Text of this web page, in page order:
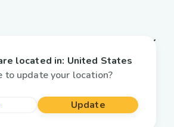
located in: United States
to update your location?
Update